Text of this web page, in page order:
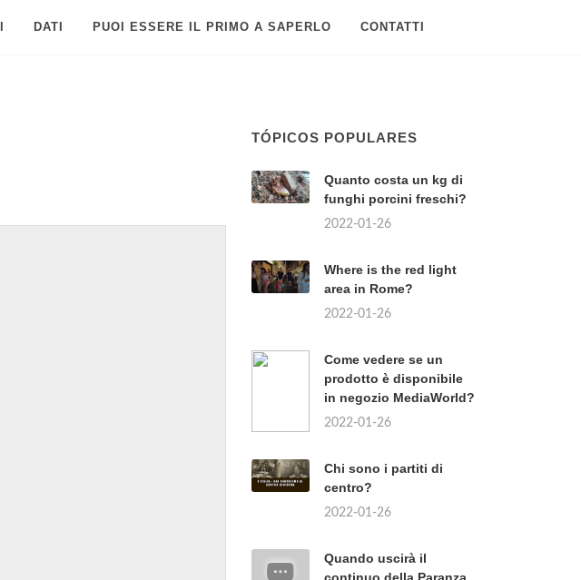
DATI PUOI ESSERE IL PRIMO A SAPERLO CONTATTI
TÓPICOS POPULARES
Quanto costa un kg di
funghi porcini freschi?
2022-01-26
Where is the red light
area in Rome?
2022-01-26
Come vedere se un
prodotto è disponibile
in negozio MediaWorld?
2022-01-26
Chi sono i partiti di
centro?
2022-01-26
Quando uscirà il